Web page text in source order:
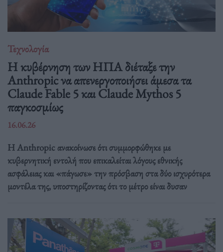
Τεχνολογία
Η κυβέρνηση των ΗΠΑ διέταξε την
Anthropic να απενεργοποιήσει άμεσα τα
Claude Fable 5 και Claude Mythos 5
παγκοσμίως
16.06.26
Η Anthropic ανακοίνωσε ότι συμμορφώθηκε με
κυβερνητική εντολή που επικαλείται λόγους εθνικής
ασφάλειας και «πάγωσε» την πρόσβαση στα δύο ισχυρότερα
μοντέλα της, υποστηρίζοντας ότι το μέτρο είναι δυσαν